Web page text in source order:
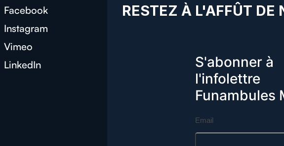
Facebook
Instagram
Vimeo
LinkedIn
RESTEZ À L'AFFÛT DE
S'abonner à
l'infolettre
Funambules
Email